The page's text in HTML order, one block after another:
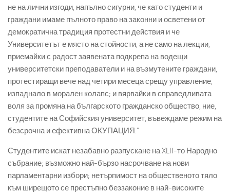
не на лични изгоди, напълно сигурни, че като студенти и
граждани имаме пълното право на законни и осветени от
демократична традиция протестни действия и че
Университетът е място на стойности, а не само на лекции,
приемайки с радост заявената подкрепа на водещи
университетски преподаватели и на възмутените граждани,
протестиращи вече над четири месеца срещу управление,
изпаднало в морален колапс; и вярвайки в справедливата
воля за промяна на българското гражданско общество, ние,
студентите на Софийския университет, въвеждаме режим на
безсрочна и ефективна ОКУПАЦИЯ.”
Студентите искат незабавно разпускане на XLII-то Народно
събрание; възможно най-бързо насрочване на нови
парламентарни избори; нетърпимост на общественото тяло
към ширещото се престъпно беззаконие в най-високите